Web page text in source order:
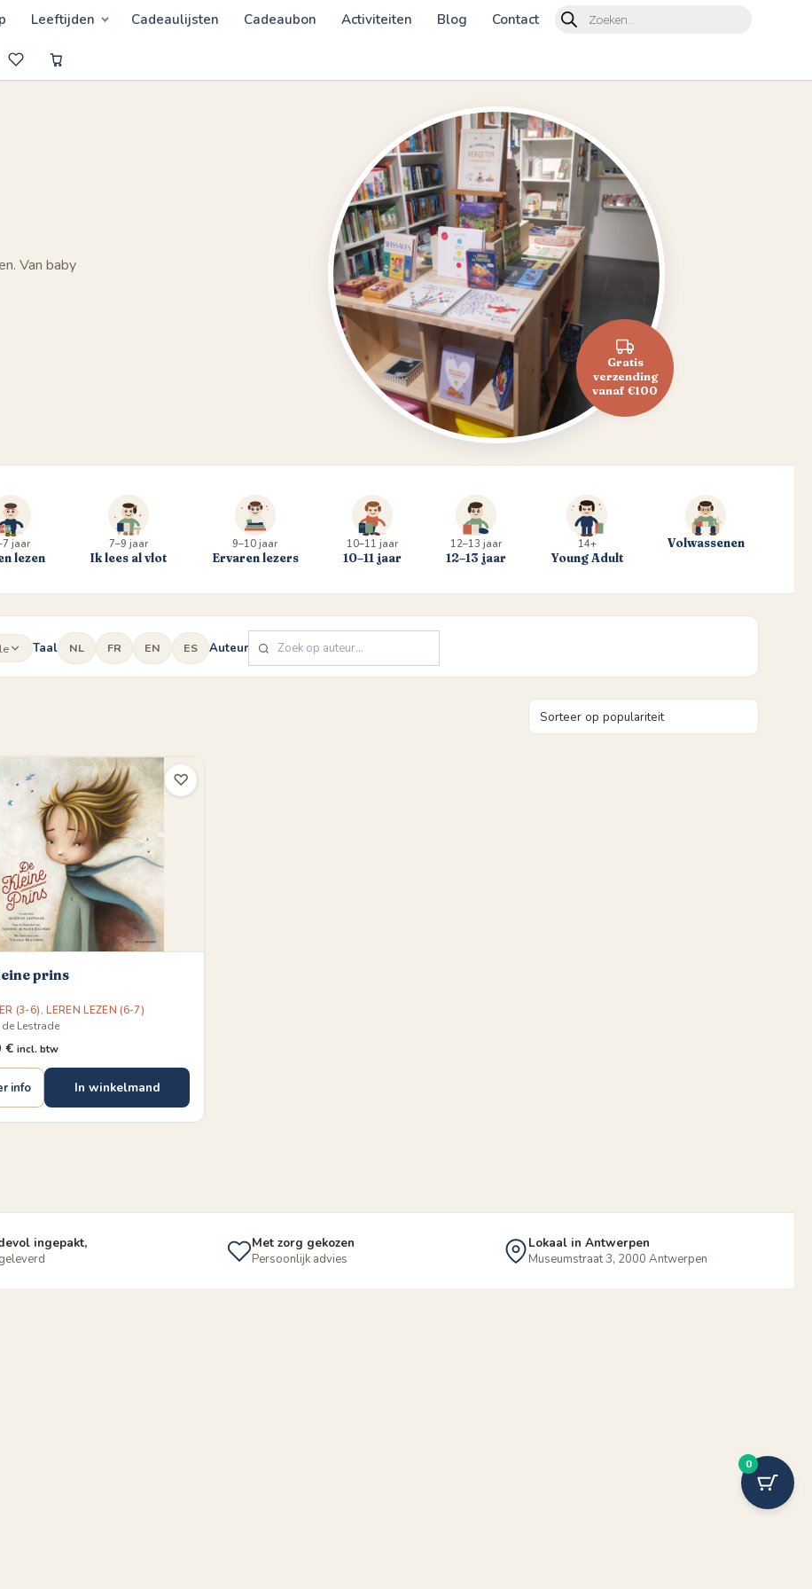
Leeftijden Cadeaulijsten Cadeaubon Activiteiten Blog Contact
Products
search
Van baby
Gratis
verzending
vanaf €100
jaar
lezen
7–9 jaar
Ik lees al vlot
9–10 jaar
Ervaren lezers
10–11 jaar
10–11 jaar
12–13 jaar
12–13 jaar
14+
Young Adult
Volwassenen
Taal NL FR EN ES Auteur
prins
(3-6),LEREN LEZEN (6-7)
Lestrade
€ incl. btw
info In winkelmand
♡
ingepakt, Met zorg gekozen
Persoonlijk advies
Lokaal in Antwerpen
Museumstraat 3, 2000 Antwerpen
0